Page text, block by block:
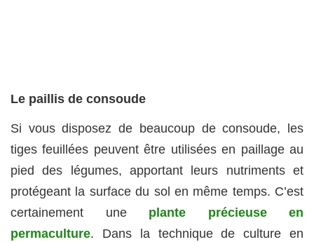
Le paillis de consoude
Si vous disposez de beaucoup de consoude, les
tiges feuillées peuvent être utilisées en paillage au
pied des légumes, apportant leurs nutriments et
protégeant la surface du sol en même temps. C’est
certainement une plante précieuse en
permaculture. Dans la technique de culture en